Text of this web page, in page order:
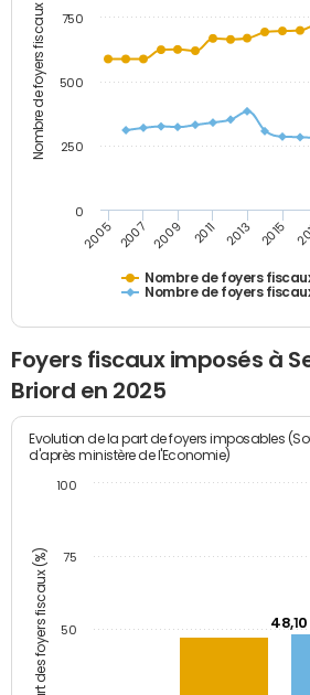
Nombre de foyers fiscaux
Nombre de foyers
Nombre de foyers
2005 2007 2009 2011 2013 2015
0
250
500
750
Foyers fiscaux imposés à
Briord en 2025
Part des foyers fiscaux (%)
Evolution de la part de foyers imposables
d'après ministère de l'Economie)
50
75
100